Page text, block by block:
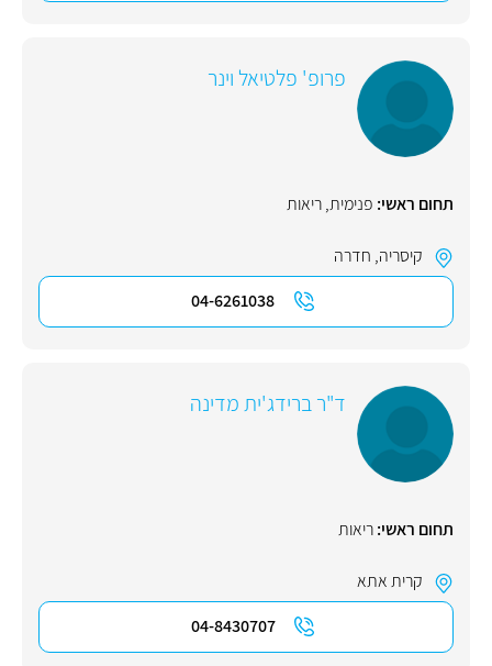
פרופ' פלטיאל וינר
תחום ראשי: פנימית,ריאות
קיסריה, חדרה
04-6261038
ד"ר ברידג'ית מדינה
תחום ראשי:ריאות
קרית אתא
04-8430707